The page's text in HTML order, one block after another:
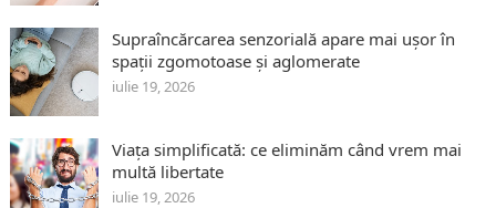
Supraîncărcarea senzorială apare mai ușor în
spații zgomotoase și aglomerate
iulie 19, 2026
Viața simplificată: ce eliminăm când vrem mai
multă libertate
iulie 19, 2026